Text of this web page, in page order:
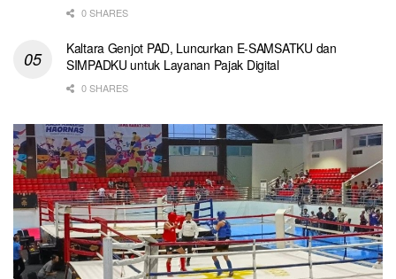
0 SHARES
Kaltara Genjot PAD, Luncurkan E-SAMSATKU dan
SIMPADKU untuk Layanan Pajak Digital
0 SHARES